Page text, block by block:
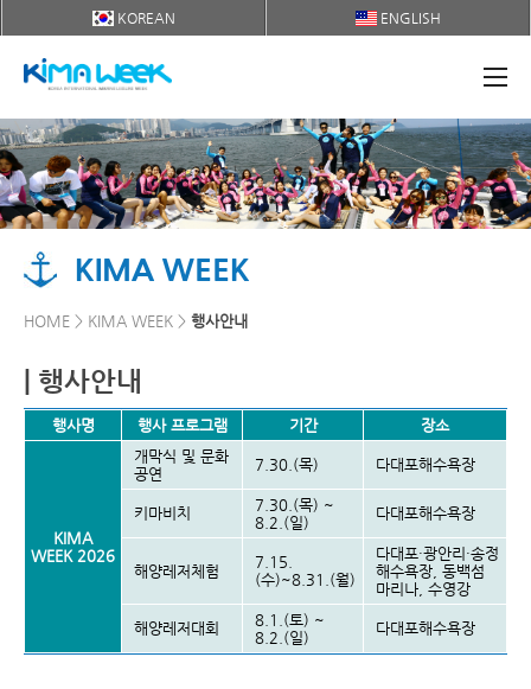
KOREAN ENGLISH
KIMA WEEK
HOME > KIMA WEEK > 행사안내
| 행사안내
행사명 행사 프로그램 기간 장소
KIMA
WEEK 2026
개막식 및 문화
공연
7.30.(목) 다대포해수욕장
키마비치
7.30.(목) ~
8.2.(일)
다대포해수욕장
해양레저체험
7.15.
(수)~8.31.(월)
다대포·광안리·송정
해수욕장, 동백섬
마리나, 수영강
해양레저대회
8.1.(토) ~
8.2.(일)
다대포해수욕장